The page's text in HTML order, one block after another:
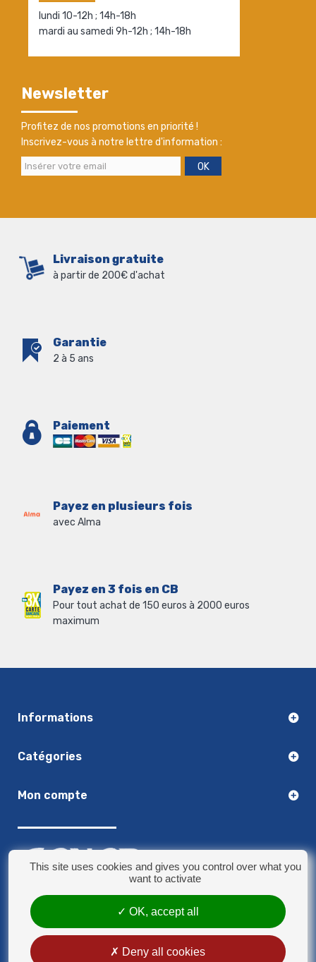
lundi 10-12h ; 14h-18h
mardi au samedi 9h-12h ; 14h-18h
Newsletter
Profitez de nos promotions en priorité !
Inscrivez-vous à notre lettre d'information :
OK
Livraison gratuite
à partir de 200€ d'achat
Garantie
2 à 5 ans
Paiement
Payez en plusieurs fois
avec Alma
Payez en 3 fois en CB
Pour tout achat de 150 euros à 2000 euros
maximum
Informations
Catégories
Mon compte
8 rue Jules Verne - 59790 Ronchin
contact@sonorplus.com
This site uses cookies and gives you control over what you
want to activate
OK, accept all
Deny all cookies